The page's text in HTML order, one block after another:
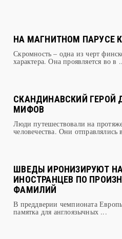
НА МАГНИТНОМ ПАРУСЕ
Скромность – одна из черт
характера. Она проявляется во в
СКАНДИНАВСКИЙ ГЕРОЙ
МИФОВ
Люди путешествовали на
человечества. Они отправлялись
ШВЕДЫ ИРОНИЗИРУЮТ
ИНОСТРАНЦЕВ ПО
ФАМИЛИЙ
В преддверии чемпионата
памятка для англоязычных ...